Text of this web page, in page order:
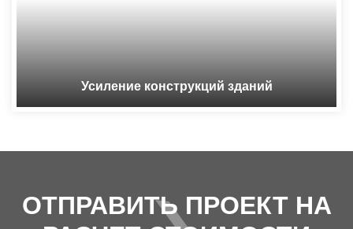
Усиление конструкций зданий
ОТПРАВИТЬ ПРОЕКТ НА